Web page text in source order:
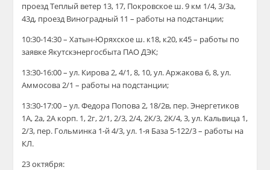
проезд Теплый ветер 13, 17, Покровское ш. 9 км 1/4, 3/3а,
43д, проезд Виноградный 11 – работы на подстанции;
10:30-14:30 – Хатын-Юряхское ш. к18, к20, к45 – работы по
заявке Якутскэнергосбыта ПАО ДЭК;
13:30-16:00 – ул. Кирова 2, 4/1, 8, 10, ул. Аржакова 6, 8, ул.
Аммосова 2/1 – работы на подстанции;
13:30-17:00 – ул. Федора Попова 2, 18/2в, пер. Энергетиков
1А, 2а, 2А корп. 1, 2г, 2/1, 2/3, 2/4, 2К/3, 2К/4, 3, ул. Кальвица 1,
2/3, пер. Гольминка 1-й 4/3, ул. 1-я База 5-122/3 – работы на
КЛ.
23 октября: